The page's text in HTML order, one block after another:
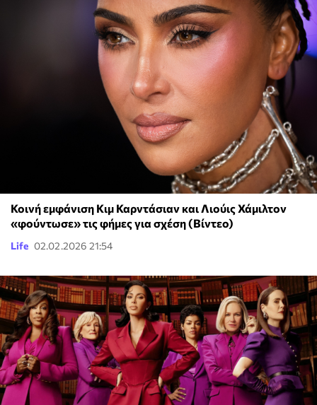
Κοινή εμφάνιση Κιμ Καρντάσιαν και Λιούις Χάμιλτον
«φούντωσε» τις φήμες για σχέση (Βίντεο)
Life 02.02.2026 21:54